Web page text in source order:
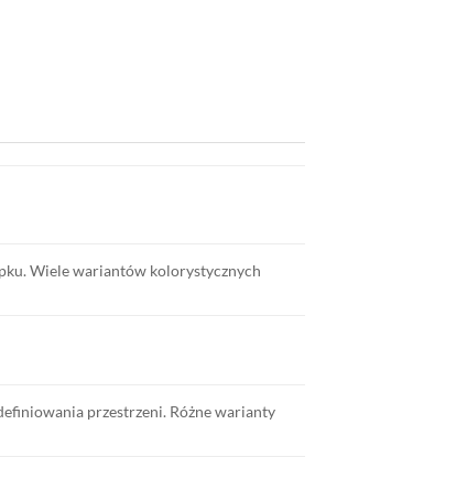
Wiele wariantów kolorystycznych
przestrzeni. Różne warianty